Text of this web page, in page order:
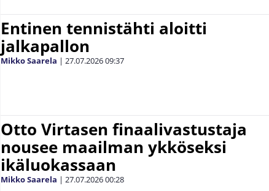
Entinen tennistähti aloitti
jalkapallon
Mikko Saarela | 27.07.202609:37
Otto Virtasen finaalivastustaja
nousee maailman ykköseksi
ikäluokassaan
Mikko Saarela | 27.07.202600:28